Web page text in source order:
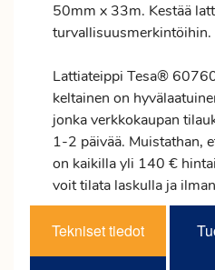
50mm x 33m. Kestää
turvallisuusmerkintöihin.
Lattiateippi Tesa®
keltainen on
jonka verkkokaupan
1-2 päivää. Muistathan,
on kaikilla yli 140 €
voit tilata laskulla ja
Tekniset tiedot